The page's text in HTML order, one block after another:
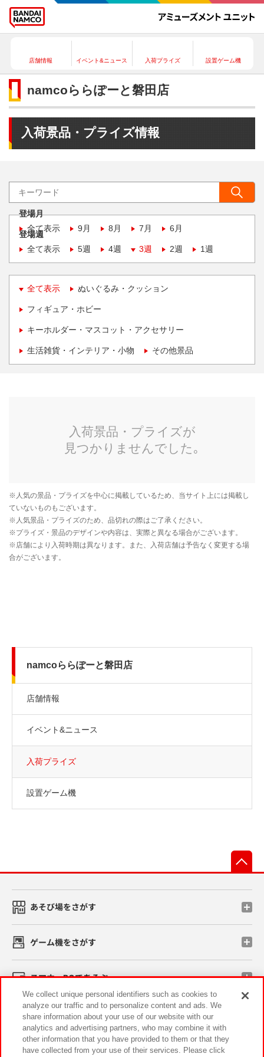
店舗情報 イベント&ニュース 入荷プライズ 設置ゲーム機
namcoららぽーと磐田店
入荷景品・プライズ情報
登場月
全て表示
9月 8月 7月 6月
登場週
全て表示
5週 4週 3週 2週 1週
全て表示 ぬいぐるみ・クッション
フィギュア・ホビー
キーホルダー・マスコット・アクセサリー
生活雑貨・インテリア・小物 その他景品
namcoららぽーと磐田店
店舗情報
イベント&ニュース
入荷プライズ
設置ゲーム機
あそび場をさがす
ゲーム機をさがす
スマホ・PCであそぶ
イベント・キャンペーン
We collect unique personal identifiers such as cookies to
analyze our traffic and to personalize content and ads. We
share information about your use of our website with our
analytics and advertising partners, who may combine it with
other information that you have provided to them or that they
have collected from your use of their services. Please click